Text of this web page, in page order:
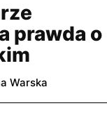
prawda o
Warska